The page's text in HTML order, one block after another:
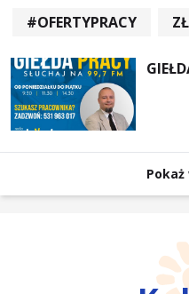
#OFERTYPRACY